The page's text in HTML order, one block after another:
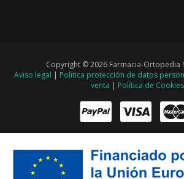
Copyright © 2026 Farmacia-Ortopedia
Aviso legal | Política protección de datos
venta | Política de Cookies